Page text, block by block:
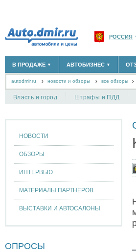
РОССИЯ
САНКТ-
КРЫМ
СПИСОК
В ПРОДАЖЕ ▼
НОВЫЕ АВТОМОБИЛИ(30122)
АВТОМОБИЛИ С ПРОБЕГОМ
АВТОБИЗНЕС ▼
ОФИЦИАЛЬНЫЕ
ТАКСИ(278)
+ ДОБАВИТЬ
autodmir.ru новости и обзоры все обзоры
Власть и город Штрафы и ПДД
НОВОСТИ
ОБЗОРЫ
ИНТЕРВЬЮ
МАТЕРИАЛЫ ПАРТНЕРОВ
ВЫСТАВКИ И АВТОСАЛОНЫ
ОПРОСЫ